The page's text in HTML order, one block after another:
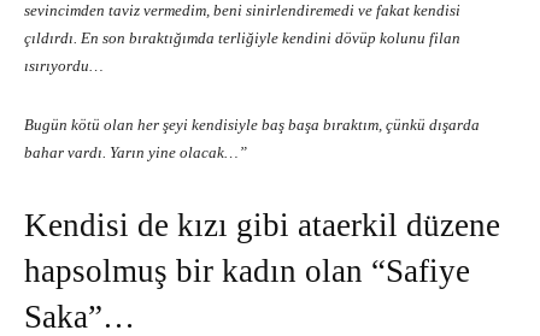
sevincimden taviz vermedim, beni sinirlendiremedi ve fakat kendisi
çıldırdı. En son bıraktığımda terliğiyle kendini dövüp kolunu filan
ısırıyordu…
Bugün kötü olan her şeyi kendisiyle baş başa bıraktım, çünkü dışarda
bahar vardı. Yarın yine olacak…”
Kendisi de kızı gibi ataerkil düzene
hapsolmuş bir kadın olan “Safiye
Saka”…